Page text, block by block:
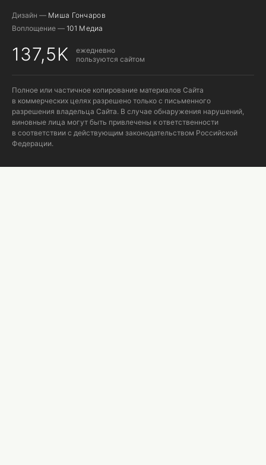
Дизайн — Миша Гончаров
Воплощение — 101 Медиа
137,5K
ежедневно
пользуются сайтом
Полное или частичное копирование материалов Сайта
в коммерческих целях разрешено только с письменного
разрешения владельца Сайта. В случае обнаружения нарушений,
виновные лица могут быть привлечены к ответственности
в соответствии с действующим законодательством Российской
Федерации.